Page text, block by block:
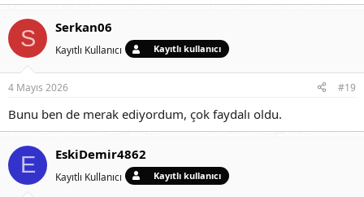
S Serkan06
Kayıtlı Kullanıcı Kayıtlı kullanıcı
4 Mayıs 2026 #19
Bunu ben de merak ediyordum, çok faydalı oldu.
E EskiDemir4862
Kayıtlı Kullanıcı Kayıtlı kullanıcı